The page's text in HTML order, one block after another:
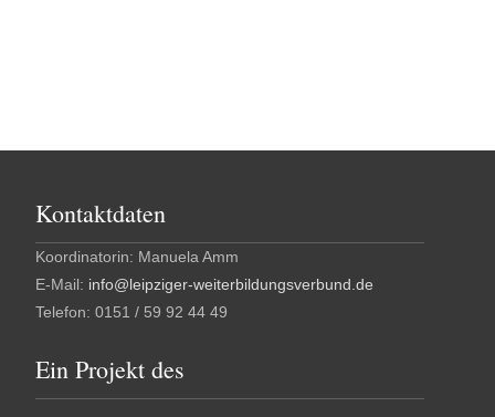
Kontaktdaten
Koordinatorin: Manuela Amm
E-Mail: info@leipziger-weiterbildungsverbund.de
Telefon: 0151 / 59 92 44 49
Ein Projekt des